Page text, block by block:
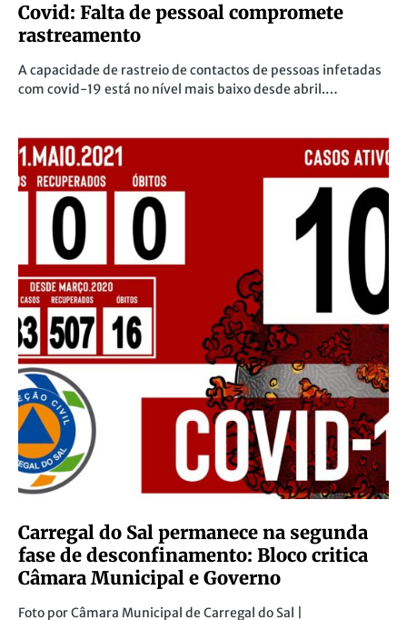
Covid: Falta de pessoal compromete
rastreamento
A capacidade de rastreio de contactos de pessoas infetadas
com covid-19 está no nível mais baixo desde abril.…
Carregal do Sal permanece na segunda
fase de desconfinamento: Bloco critica
Câmara Municipal e Governo
Foto por Câmara Municipal de Carregal do Sal |